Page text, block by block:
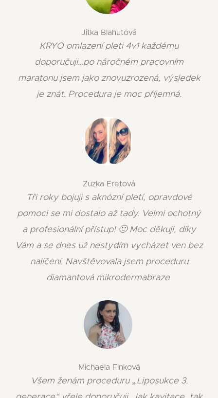
Jitka Blahutová
KRYO omlazení pleti 4v1 každému
doporučuji…po náročném pracovním
maratonu jsem jako znovuzrozená, výsledek
je znát. Procedura je moc příjemná.
Zuzka Eretová
Tři roky bojuji s aknózní pletí, opravdové
pomoci se mi dostalo až tady. Velmi ochotný
a profesionální přístup! 🙂 Moc děkuji, díky
Vám a se dnes už nestydím vycházet ven bez
nalíčení. Navštěvovala jsem proceduru
diamantová mikrodermabraze.
Michaela Finková
Všem ženám proceduru „Liposukce 3.